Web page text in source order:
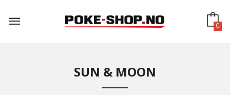
innholdet
0
SUN & MOON